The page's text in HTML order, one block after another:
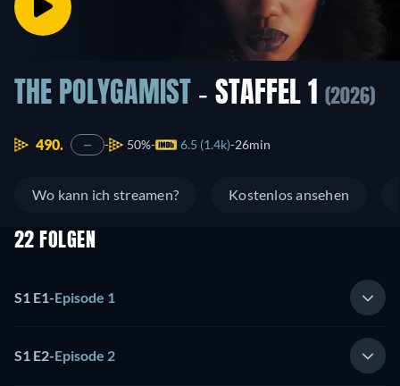
THE POLYGAMIST - STAFFEL 1 (2026)
490. — 50% 6.5 (1.4k) 26min
Wo kann ich streamen? Kostenlos ansehen
22 FOLGEN
S1 E1-Episode 1
S1 E2-Episode 2